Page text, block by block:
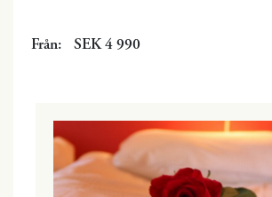
Från: SEK 4 990